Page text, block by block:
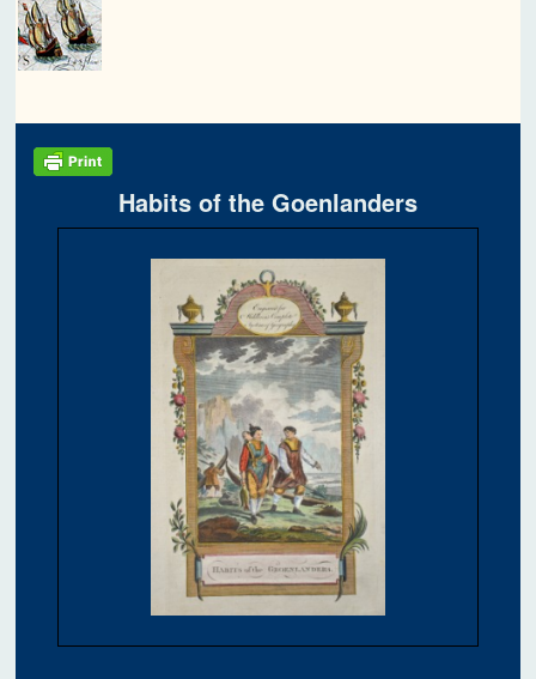
Habits of the Goenlanders